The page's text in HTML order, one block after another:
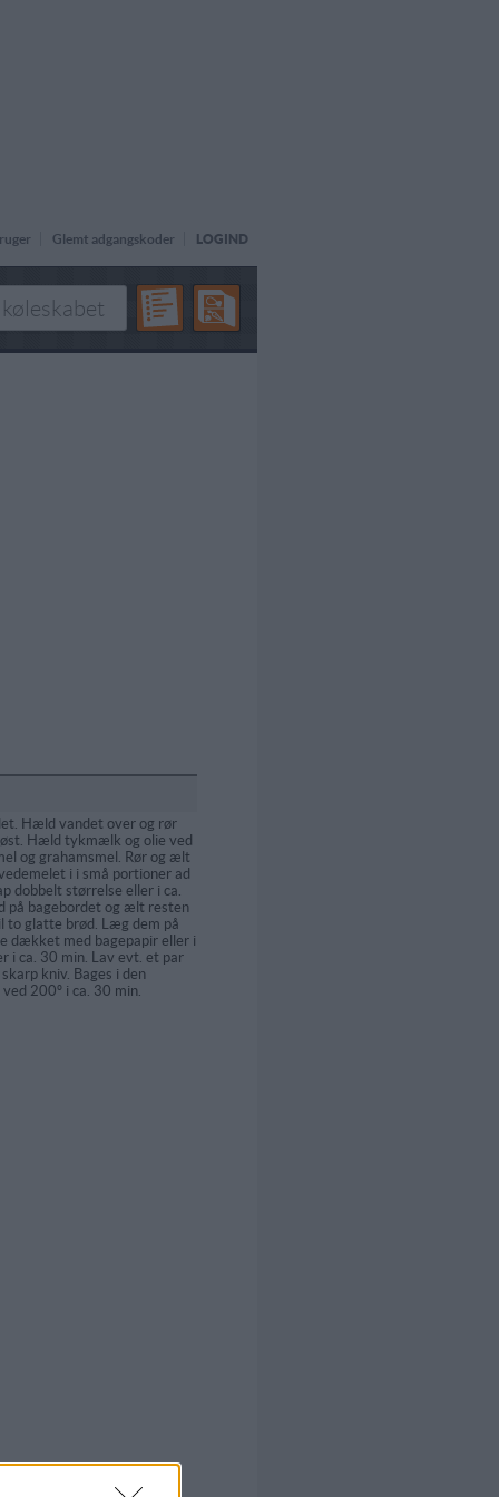
Glemt adgangskoder LOGIND
Hæld vandet over og rør
Hæld tykmælk og olie ved
og grahamsmel. Rør og ælt
i i små portioner ad
dobbelt størrelse eller i ca.
på bagebordet og ælt resten
to glatte brød. Læg dem på
dækket med bagepapir eller i
i ca. 30 min. Lav evt. et par
kniv. Bages i den
200º i ca. 30 min.